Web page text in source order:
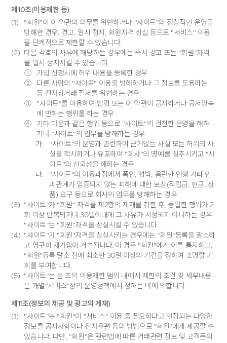
제10조(이용제한 등)
(1)
"회원"이 이 약관의 의무를 위반하거나 "사이트"의 정상적인 운영을
방해한 경우, 경고, 일시 정지, 회원자격 상실 등으로 "서비스" 이용
을 단계적으로 제한할 수 있습니다.
(2)
다음 각호의 사유에 해당하는 경우에는 즉시 경고 또는 "회원"자격
을 일시 정지시킬 수 있습니다.
①
가입 신청시에 허위 내용을 등록한 경우
②
다른 사람의 "사이트" 이용을 방해하거나 그 정보를 도용하는
등 전자상거래 질서를 위협하는 경우
③
"사이트"를 이용하여 법령 또는 이 약관이 금지하거나 공서양속
에 반하는 행위를 하는 경우
④
기타 다음과 같은 행위 등으로 "사이트"의 건전한 운영을 해하
거나 "사이트"의 업무를 방해하는 경우
가.
"사이트"의 운영과 관련하여 근거없는 사실 또는 허위의 사
실을 적시하거나 유포하여 "회사"의 명예를 실추시키고 "사
이트"의 신뢰성을 해하는 경우
나.
"사이트"의 이용과정에서 폭언, 협박, 음란한 언행 기타 인
과관계가 입증되지 않는 피해에 대한 보상(적립금, 현금, 상
품) 요구 등으로 회사의 업무를 방해하는 경우
(3)
"사이트"가 "회원" 자격을 제2항의 제재를 취한 후, 동일한 행위가 2
회 이상 반복되거나 30일이내에 그 사유가 시정되지 아니하는 경우
"사이트"는 "회원"자격을 상실시킬 수 있습니다.
(4) "사이트"가 "회원"자격을 상실시키는 경우에는 "회원"등록을 말소하
고 영구히 재가입이 거부됩니다. 이 경우 "회원"에게 이를 통지하고,
"회원"등록 말소 전에 최소한 30일 이상의 기간을 정하여 소명할 기
회를 부여합니다.
(5)
"사이트"는 본 조의 이용제한 범위 내에서 제한의 조건 및 세부내용
은 개별"서비스"상의 운영정책에서 정하는 바에 의합니다.
제11조(정보의 제공 및 광고의 게재)
(1)
"사이트"는 "회원"이 "서비스" 이용 중 필요하다고 인정되는 다양한
정보를 공지사항이나 전자우편 등의 방법으로 "회원"에게 제공할 수
있습니다. 다만, "회원"은 관련법에 따른 거래관련 정보 및 고객문의